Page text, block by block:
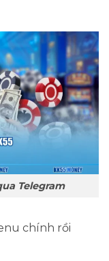
Telegram
chính rồi